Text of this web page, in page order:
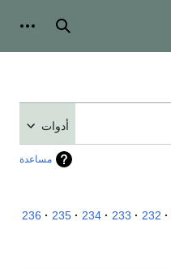
بحث
أدوات
مساعدة
232
233
234
235
236